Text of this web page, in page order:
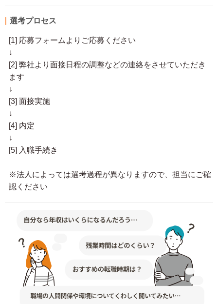
選考プロセス
[1] 応募フォームよりご応募ください
↓
[2] 弊社より面接日程の調整などの連絡をさせていただき
ます
↓
[3] 面接実施
↓
[4] 内定
↓
[5] 入職手続き
※法人によっては選考過程が異なりますので、担当にご確
認ください